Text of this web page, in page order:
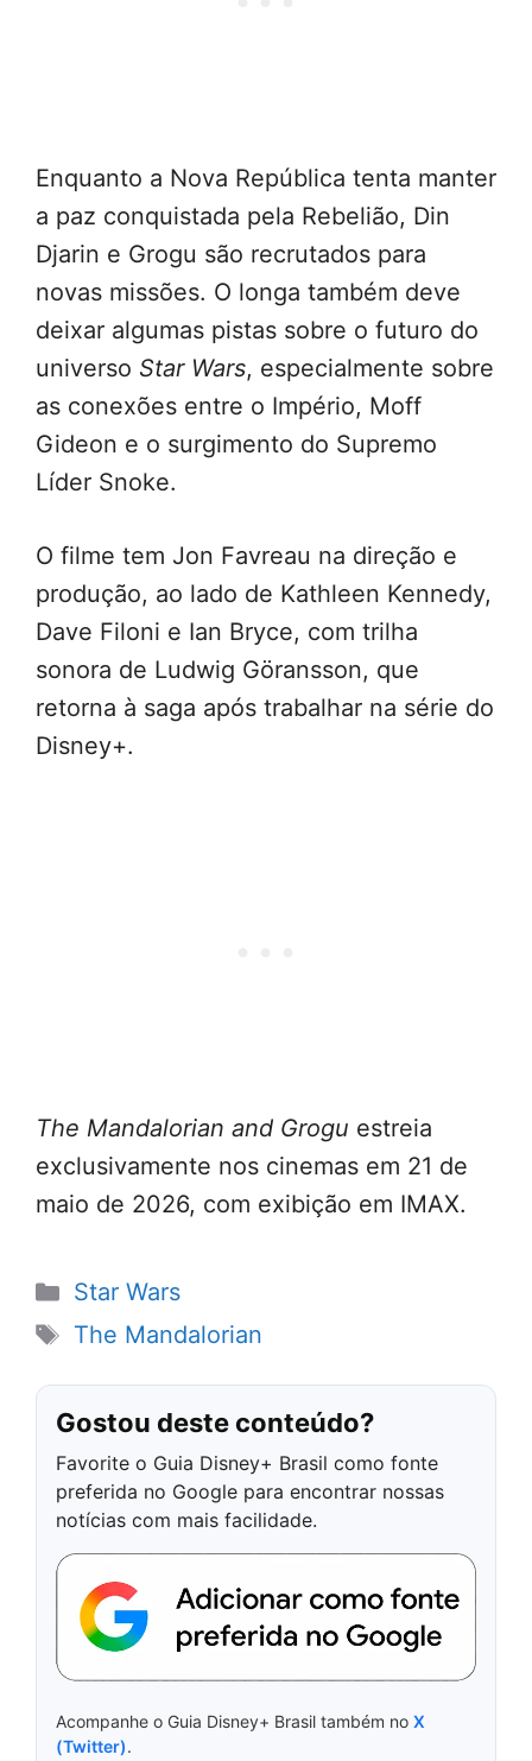
Enquanto a Nova República tenta manter
a paz conquistada pela Rebelião, Din
Djarin e Grogu são recrutados para
novas missões. O longa também deve
deixar algumas pistas sobre o futuro do
universo Star Wars, especialmente sobre
as conexões entre o Império, Moff
Gideon e o surgimento do Supremo
Líder Snoke.
O filme tem Jon Favreau na direção e
produção, ao lado de Kathleen Kennedy,
Dave Filoni e Ian Bryce, com trilha
sonora de Ludwig Göransson, que
retorna à saga após trabalhar na série do
Disney+.
The Mandalorian and Grogu estreia
exclusivamente nos cinemas em 21 de
maio de 2026, com exibição em IMAX.
Categorias
Star Wars
Tags
The Mandalorian
Gostou deste conteúdo?
Favorite o Guia Disney+ Brasil como fonte
preferida no Google para encontrar nossas
notícias com mais facilidade.
Acompanhe o Guia Disney+ Brasil também no X
(Twitter).